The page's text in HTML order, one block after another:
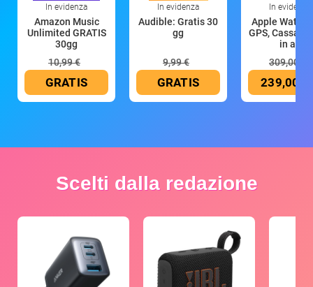
In evidenza
Amazon Music
Unlimited GRATIS
30gg
10,99 €
GRATIS
In evidenza
Audible: Gratis 30
gg
9,99 €
GRATIS
In evidenza
Apple Watch
GPS, Cassa
in all
309,00 €
239,00 €
Scelti dalla redazione